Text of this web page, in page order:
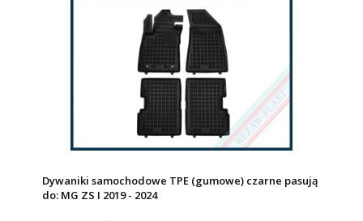
Dywaniki samochodowe TPE (gumowe) czarne pasują
do: MG ZS I 2019 - 2024